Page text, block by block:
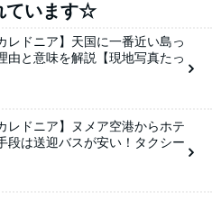
ています☆
レドニア】天国に一番近い島っ
由と意味を解説【現地写真たっ
レドニア】ヌメア空港からホテ
段は送迎バスが安い！タクシー